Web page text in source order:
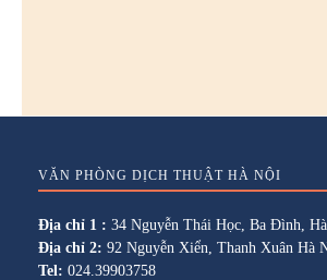
VĂN PHÒNG DỊCH THUẬT HÀ NỘI
Địa chỉ 1 : 34 Nguyễn Thái Học, Ba Đình,
Địa chỉ 2: 92 Nguyễn Xiển, Thanh Xuân Hà
Tel: 024.39903758